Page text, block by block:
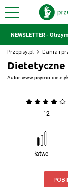
NEWSLETTER -
Przepisy.pl Dania i
Dietetyczne
Autor:www.psycho-
12
łatwe